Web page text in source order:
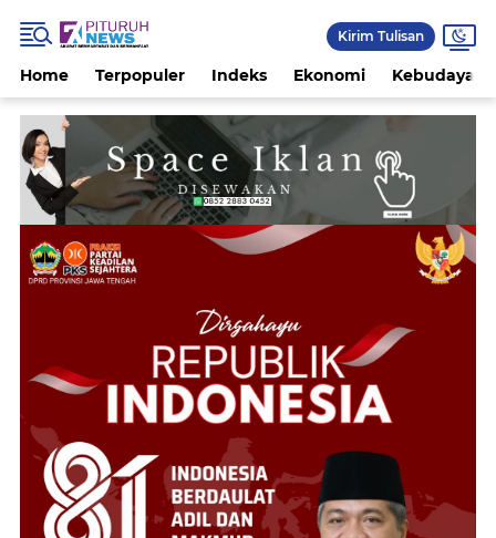
Kirim Tulisan
Home Terpopuler Indeks Ekonomi Kebudayaan